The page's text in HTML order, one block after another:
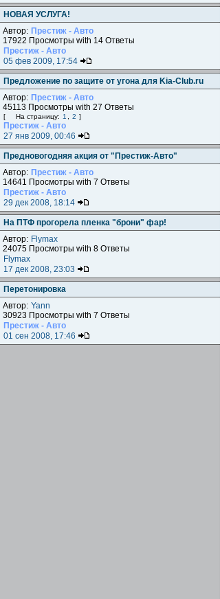
НОВАЯ УСЛУГА!
Автор: Престиж - Авто
17922 Просмотры with 14 Ответы
Престиж - Авто
05 фев 2009, 17:54
Предложение по защите от угона для Kia-Club.ru
Автор: Престиж - Авто
45113 Просмотры with 27 Ответы
[ На страницу: 1 2 ]
Престиж - Авто
27 янв 2009, 00:46
Предновогодняя акция от "Престиж-Авто"
Автор: Престиж - Авто
14641 Просмотры with 7 Ответы
Престиж - Авто
29 дек 2008, 18:14
На ПТФ прогорела пленка "брони" фар!
Автор: Flymax
24075 Просмотры with 8 Ответы
Flymax
17 дек 2008, 23:03
Перетонировка
Автор: Yann
30923 Просмотры with 7 Ответы
Престиж - Авто
01 сен 2008, 17:46